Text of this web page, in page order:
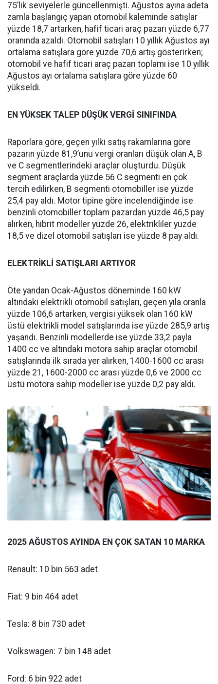
75’lik seviyelerle güncellenmişti. Ağustos ayına adeta
zamla başlangıç yapan otomobil kaleminde satışlar
yüzde 18,7 artarken, hafif ticari araç pazarı yüzde 6,77
oranında azaldı. Otomobil satışları 10 yıllık Ağustos ayı
ortalama satışlara göre yüzde 70,6 artış gösterirken;
otomobil ve hafif ticari araç pazarı toplamı ise 10 yıllık
Ağustos ayı ortalama satışlara göre yüzde 60
yükseldi.
EN YÜKSEK TALEP DÜŞÜK VERGİ SINIFINDA
Raporlara göre, geçen yılki satış rakamlarına göre
pazarın yüzde 81,9’unu vergi oranları düşük olan A, B
ve C segmentlerindeki araçlar oluşturdu. Düşük
segment araçlarda yüzde 56 C segmenti en çok
tercih edilirken, B segmenti otomobiller ise yüzde
25,4 pay aldı. Motor tipine göre incelendiğinde ise
benzinli otomobiller toplam pazardan yüzde 46,5 pay
alırken, hibrit modeller yüzde 26, elektrikliler yüzde
18,5 ve dizel otomobil satışları ise yüzde 8 pay aldı.
ELEKTRİKLİ SATIŞLARI ARTIYOR
Öte yandan Ocak-Ağustos döneminde 160 kW
altındaki elektrikli otomobil satışları, geçen yıla oranla
yüzde 106,6 artarken, vergisi yüksek olan 160 kW
üstü elektrikli model satışlarında ise yüzde 285,9 artış
yaşandı. Benzinli modellerde ise yüzde 33,2 payla
1400 cc ve altındaki motora sahip araçlar otomobil
satışlarında ilk sırada yer alırken, 1400-1600 cc arası
yüzde 21, 1600-2000 cc arası yüzde 0,6 ve 2000 cc
üstü motora sahip modeller ise yüzde 0,2 pay aldı.
2025 AĞUSTOS AYINDA EN ÇOK SATAN 10 MARKA
Renault: 10 bin 563 adet
Fiat: 9 bin 464 adet
Tesla: 8 bin 730 adet
Volkswagen: 7 bin 148 adet
Ford: 6 bin 922 adet